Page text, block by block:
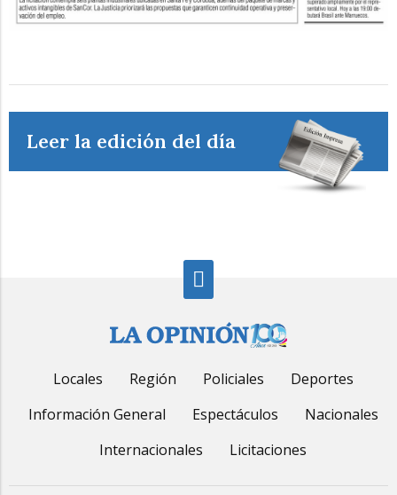
Leer la edición del día
Locales Región Policiales
Deportes
Información General
Espectáculos
Nacionales
Internacionales
Licitaciones